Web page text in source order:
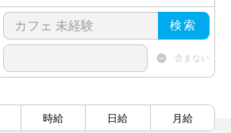
検索
含まない
時給 日給 月給